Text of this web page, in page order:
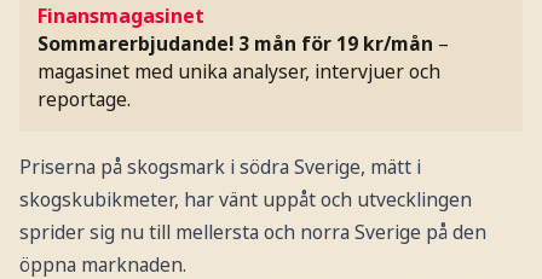
Finansmagasinet
Sommarerbjudande! 3 mån för 19 kr/mån –
magasinet med unika analyser, intervjuer och
reportage.
Priserna på skogsmark i södra Sverige, mätt i
skogskubikmeter, har vänt uppåt och utvecklingen
sprider sig nu till mellersta och norra Sverige på den
öppna marknaden.